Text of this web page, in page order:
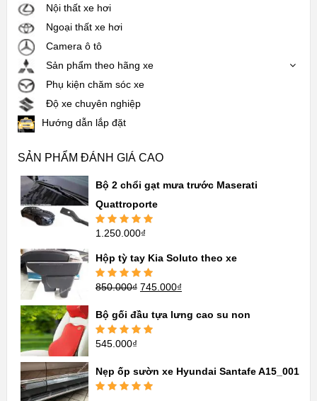
Nội thất xe hơi
Ngoại thất xe hơi
Camera ô tô
Sản phẩm theo hãng xe
Phụ kiện chăm sóc xe
Độ xe chuyên nghiệp
Hướng dẫn lắp đặt
SẢN PHẨM ĐÁNH GIÁ CAO
Bộ 2 chổi gạt mưa trước Maserati
Quattroporte
Được xếp
sao
1.250.000₫
Hộp tỳ tay Kia Soluto theo xe
Được xếp
sao
850.000₫ 745.000₫
Bộ gối đầu tựa lưng cao su non
Được xếp
545.000₫
Nẹp ốp sườn xe Hyundai Santafe A15_001